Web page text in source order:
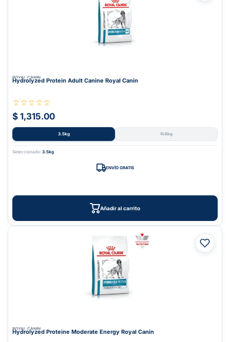
ROYAL CANIN
Hydrolyzed Protein Adult Canine Royal Canin
$ 1,315.00
3.5kg 11.5kg
Seleccionado: 3.5kg
ENVÍO GRATIS
Añadir al carrito
ROYAL CANIN
Hydrolyzed Proteine Moderate Energy Royal Canin